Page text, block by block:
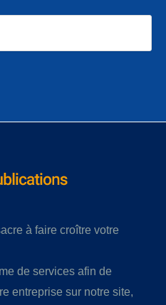
à faire croître votre
de services afin de
entreprise sur notre site,